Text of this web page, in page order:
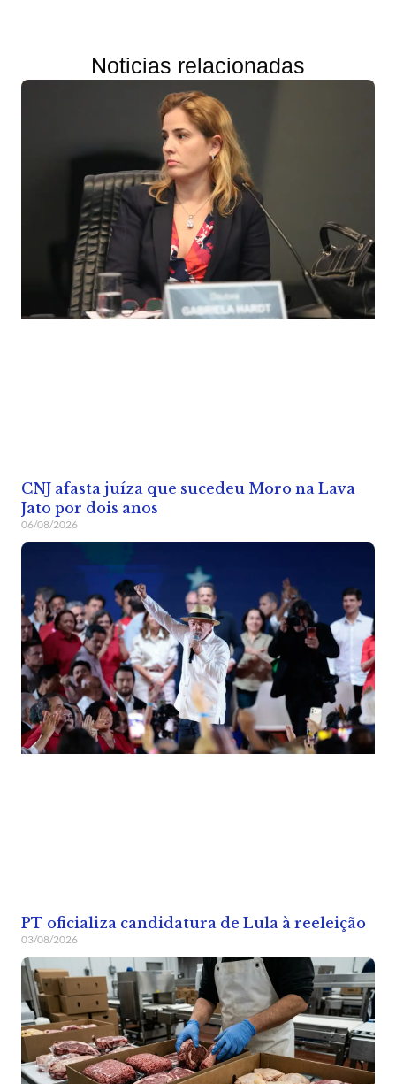
Noticias relacionadas
CNJ afasta juíza que sucedeu Moro na Lava
Jato por dois anos
06/08/2026
PT oficializa candidatura de Lula à reeleição
03/08/2026